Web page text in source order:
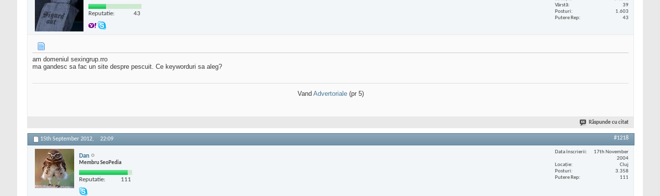
Reputatie: 43
Vârstă
39
Posturi
1.603
Putere Rep
43
am domeniul sexingrup.rro
ma gandesc sa fac un site despre pescuit. Ce keyworduri sa aleg?
Vand Advertoriale (pr 5)
Răspunde cu citat
15th September 2012, 22:09 #1218
Dan
Membru SeoPedia
Reputatie: 111
Data înscrierii
17th November
2004
Locaţie
Cluj
Posturi
3.358
Putere Rep
111